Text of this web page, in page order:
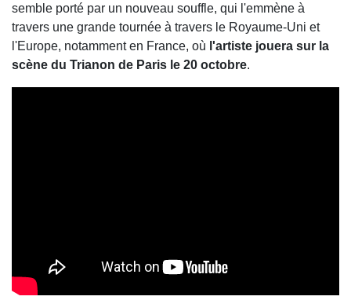
semble porté par un nouveau souffle, qui l'emmène à
travers une grande tournée à travers le Royaume-Uni et
l'Europe, notamment en France, où l'artiste jouera sur la
scène du Trianon de Paris le 20 octobre.